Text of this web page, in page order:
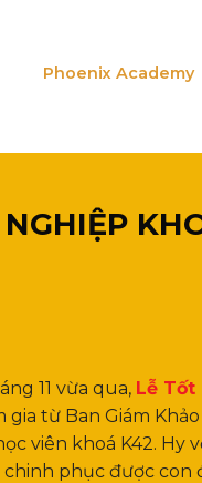
Phoenix Academy
11 vừa qua, Lễ Tốt
gia từ Ban Giám Khảo
viên khoá K42.
phục được